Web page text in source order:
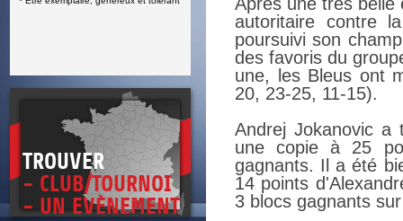
TROUVER
- CLUB/TOURNOI
- UN EVÈNEMENT
autoritaire contre
poursuivi son
des favoris du
une, les Bleus ont
20, 23-25, 11-15).
Andrej Jokanovic a
une copie à 25
gagnants. Il a été
14 points
3 blocs gagnants